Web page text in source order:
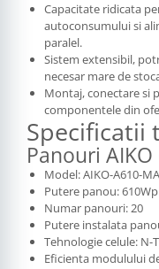
Capacitate ridicata
autoconsumului si
paralel.
Sistem extensibil,
necesar mare de
Montaj, conectare si
componentele din
Specificatii
Panouri
Model: AIKO-A610-
Putere panou: 610Wp
Numar panouri: 20
Putere instalata
Tehnologie celule: N-
Eficienta modulului